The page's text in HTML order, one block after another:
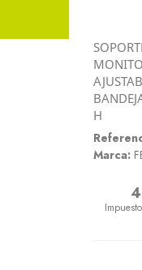
H
Marca:
Precio